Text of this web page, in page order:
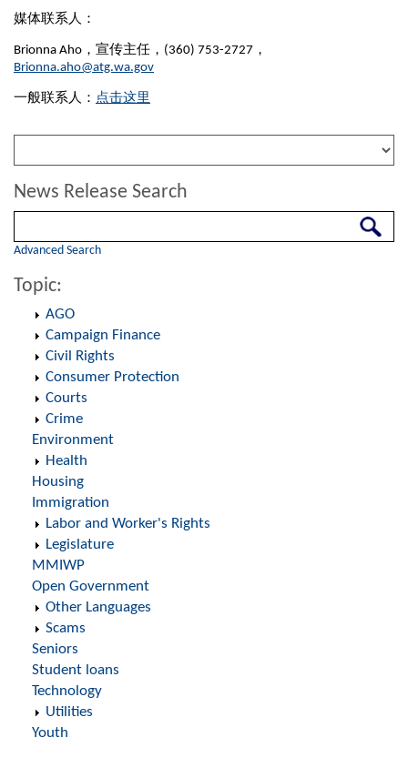
媒体联系人：
Brionna Aho，宣传主任，(360) 753-2727，
Brionna.aho@atg.wa.gov
一般联系人： 点击这里
News Release Search
Advanced Search
Topic:
AGO
Campaign Finance
Civil Rights
Consumer Protection
Courts
Crime
Environment
Health
Housing
Immigration
Labor and Worker's Rights
Legislature
MMIWP
Open Government
Other Languages
Scams
Seniors
Student loans
Technology
Utilities
Youth